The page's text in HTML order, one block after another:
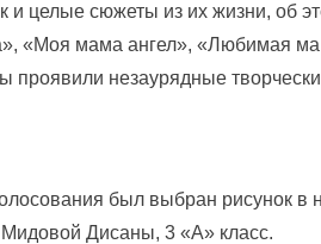
и целые сюжеты из их жизни, об
«Моя мама ангел», «Любимая
проявили незаурядные
был выбран рисунок
Дисаны, 3 «А» класс.